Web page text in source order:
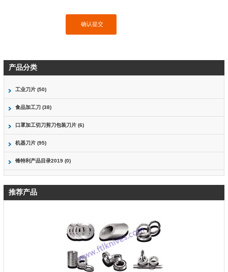
产品分类
工业刀片 (50)
食品加工刀 (38)
口罩加工切刀剪刀包装刀片 (6)
机器刀片 (95)
锋特利产品目录2019 (0)
推荐产品